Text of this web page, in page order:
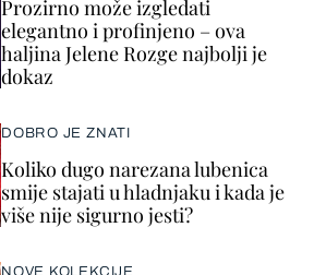
Prozirno može izgledati
elegantno i profinjeno – ova
haljina Jelene Rozge najbolji je
dokaz
DOBRO JE ZNATI
Koliko dugo narezana lubenica
smije stajati u hladnjaku i kada je
više nije sigurno jesti?